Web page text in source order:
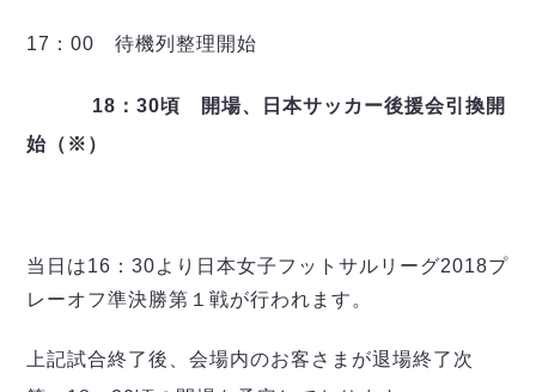
バサジィ大分
選手の通算記録（Ｆ２）
Y．S．C．C．横浜
ヴィンセドール白山
デウソン神戸
17：00 待機列整理開始
18 ：30頃
開場、日本サッカー後援会引換開
始（※）
当日は16：30より日本女子フットサルリーグ2018プ
レーオフ準決勝第１戦が行われます。
上記試合終了後、会場内のお客さまが退場終了次